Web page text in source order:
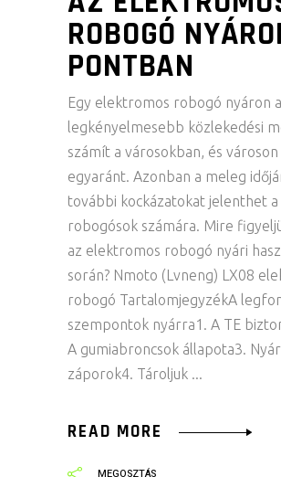
ROBOGÓ
PONTBAN
Egy elektromos robogó nyáron a
legkényelmesebb közlekedési
számít a városokban, és városon
egyaránt. Azonban a meleg
további kockázatokat jelenthet a
robogósok számára. Mire
az elektromos robogó nyári
során? Nmoto (Lvneng) LX08
robogó TartalomjegyzékA
szempontok nyárra1. A TE
A gumiabroncsok állapota3.
záporok4. Tároljuk
READ MORE